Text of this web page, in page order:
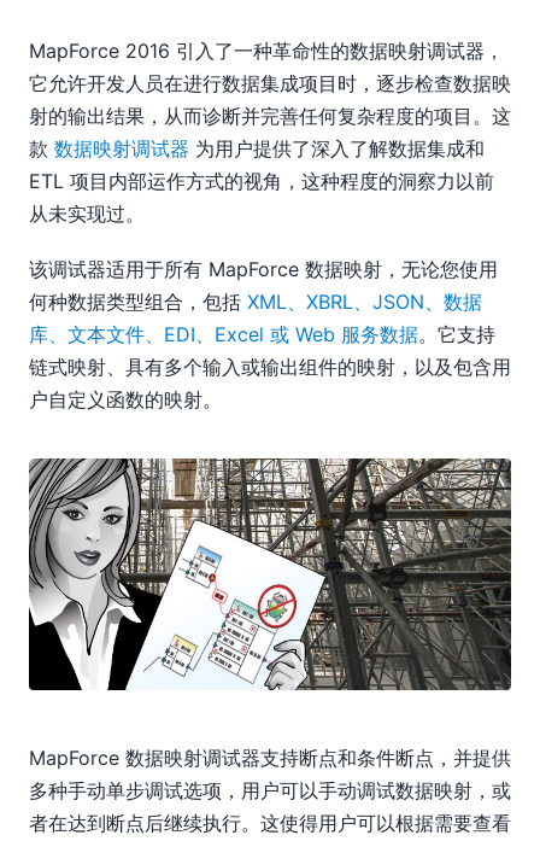
MapForce 2016 引入了一种革命性的数据映射调试器，
它允许开发人员在进行数据集成项目时，逐步检查数据映
射的输出结果，从而诊断并完善任何复杂程度的项目。这
款 数据映射调试器 为用户提供了深入了解数据集成和
ETL 项目内部运作方式的视角，这种程度的洞察力以前
从未实现过。
该调试器适用于所有 MapForce 数据映射，无论您使用
何种数据类型组合，包括 XML、XBRL、JSON、数据
库、文本文件、EDI、Excel 或 Web 服务数据。它支持
链式映射、具有多个输入或输出组件的映射，以及包含用
户自定义函数的映射。
MapForce 数据映射调试器支持断点和条件断点，并提供
多种手动单步调试选项，用户可以手动调试数据映射，或
者在达到断点后继续执行。这使得用户可以根据需要查看